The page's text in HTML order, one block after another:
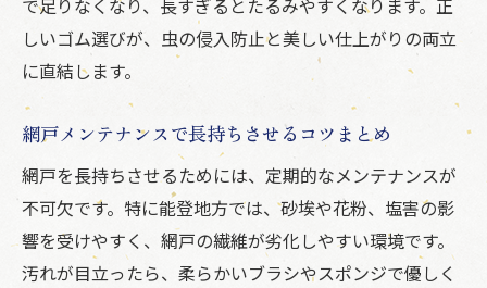
しいゴム選びが、虫の侵入防止と美しい仕上がりの両立
に直結します。
網戸メンテナンスで長持ちさせるコツまとめ
網戸を長持ちさせるためには、定期的なメンテナンスが
不可欠です。特に能登地方では、砂埃や花粉、塩害の影
響を受けやすく、網戸の繊維が劣化しやすい環境です。
汚れが目立ったら、柔らかいブラシやスポンジで優しく